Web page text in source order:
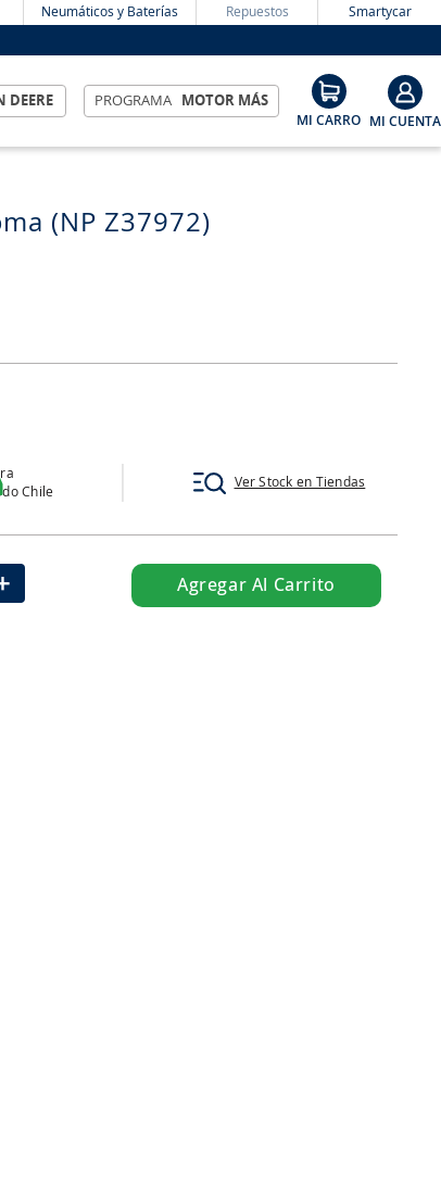
Neumáticos y Baterías Repuestos Smartycar
DEERE PROGRAMA MOTOR MÁS
(NP Z37972)
Chile
Ver Stock en Tiendas
Agregar Al Carrito